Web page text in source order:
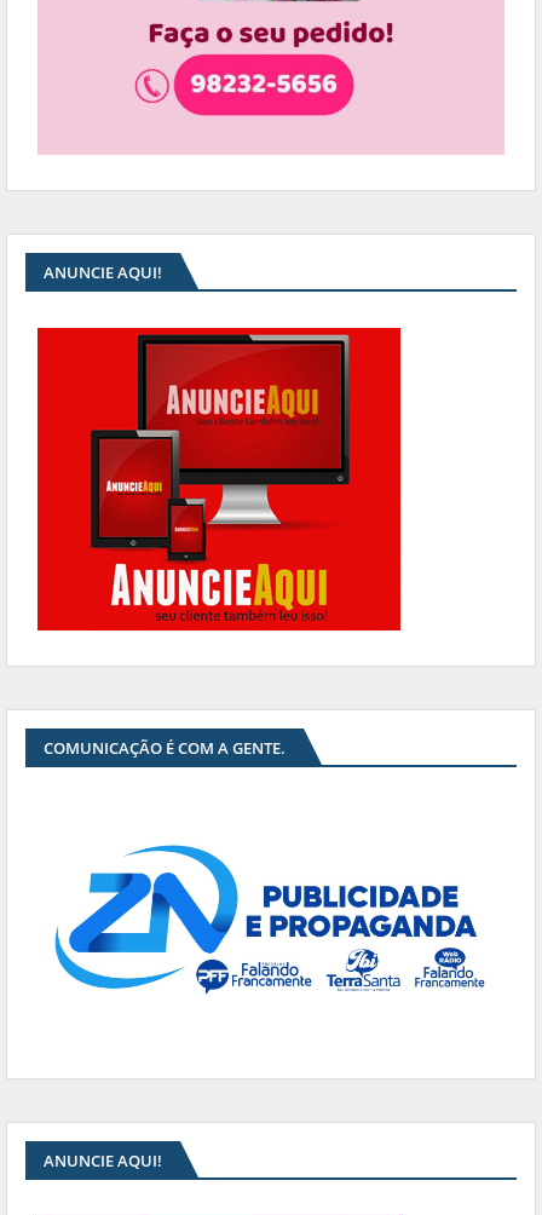
ANUNCIE AQUI!
COMUNICAÇÃO É COM A GENTE.
ANUNCIE AQUI!